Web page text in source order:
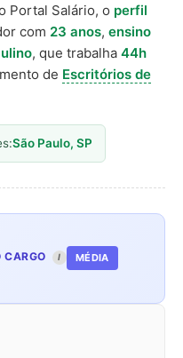
Portal Salário, o perfil
com 23 anos, ensino
, que trabalha 44h
de Escritórios de
São Paulo, SP
CARGO I MÉDIA